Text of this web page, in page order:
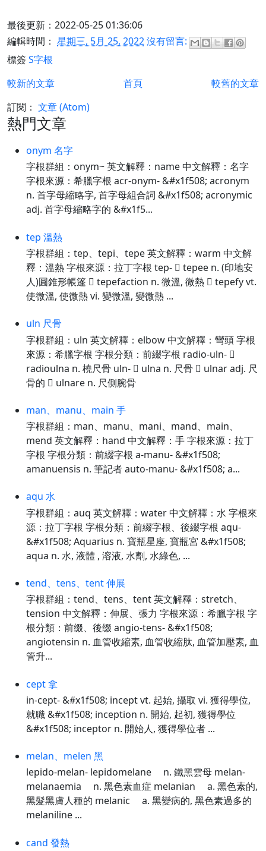
最後更新：2022-05-25 01:36:06
編輯時間： 星期三, 5月 25, 2022沒有留言:
標簽 S字根
較新的文章
較舊的文章
首頁
訂閱： 文章 (Atom)
熱門文章
onym 名字
字根群組：onym~ 英文解釋：name 中文解釋：名字
字根來源：希臘字根 acr-onym- &#x1f508; acronym
n. 首字母縮略字, 首字母組合詞 &#x1f508; acronymic
adj. 首字母縮略字的 &#x1f5...
tep 溫熱
字根群組：tep、tepi、tepe 英文解釋：warm 中文解
釋：溫熱 字根來源：拉丁字根 tep-  tepee n. (印地安
人)圓錐形帳篷  tepefaction n. 微溫, 微熱  tepefy vt.
使微溫, 使微熱 vi. 變微溫, 變微熱 ...
uln 尺骨
字根群組：uln 英文解釋：elbow 中文解釋：彎頭 字根
來源：希臘字根 字根分類：前綴字根 radio-uln- 
radioulna n. 橈尺骨 uln-  ulna n. 尺骨  ulnar adj. 尺
骨的  ulnare n. 尺側腕骨
man、manu、main 手
字根群組：man、manu、mani、mand、main、
mend 英文解釋：hand 中文解釋：手 字根來源：拉丁
字根 字根分類：前綴字根 a-manu- &#x1f508;
amanuensis n. 筆記者 auto-manu- &#x1f508; a...
aqu 水
字根群組：auq 英文解釋：water 中文解釋：水 字根來
源：拉丁字根 字根分類：前綴字根、後綴字根 aqu-
&#x1f508; Aquarius n. 寶瓶星座, 寶瓶宮 &#x1f508;
aqua n. 水, 液體 , 溶液, 水劑, 水綠色, ...
tend、tens、tent 伸展
字根群組：tend、tens、tent 英文解釋：stretch、
tension 中文解釋：伸展、張力 字根來源：希臘字根 字
根分類：前缀、後缀 angio-tens- &#x1f508;
angiotensin n. 血管收縮素, 血管收縮肽, 血管加壓素, 血
管升...
cept 拿
in-cept- &#x1f508; incept vt. 起始, 攝取 vi. 獲得學位,
就職 &#x1f508; inception n. 開始, 起初, 獲得學位
&#x1f508; inceptor n. 開始人, 獲得學位者 ...
melan、melen 黑
lepido-melan- lepidomelane n. 鐵黑雲母 melan-
melanaemia n. 黑色素血症 melanian a. 黑色素的,
黑髮黑膚人種的 melanic a. 黑變病的, 黑色素過多的
melaniline ...
cand 發熱